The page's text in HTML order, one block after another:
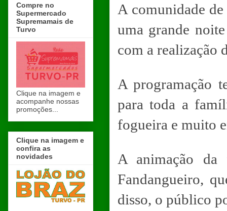
A comunidade
uma grande
com a realização
A programação
para toda a
fogueira e muito
A animação
Fandangueiro,
disso, o público
Compre no
Supermercado
Supremamais de
Turvo
Clique na imagem e
acompanhe nossas
promoções...
Clique na imagem e
confira as
novidades